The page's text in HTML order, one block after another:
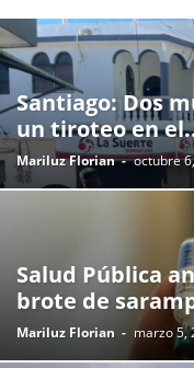
OPINION
POLITICA
Santiago: Dos
un tiroteo en
Mariluz Florian - octubre
Salud Pública
brote de
Mariluz Florian - marzo 5,